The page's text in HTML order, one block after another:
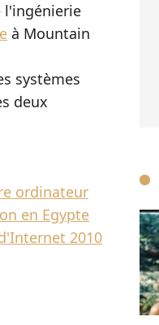
l'ingénierie
à Mountain
systèmes
deux
ordinateur
en Egypte
2010